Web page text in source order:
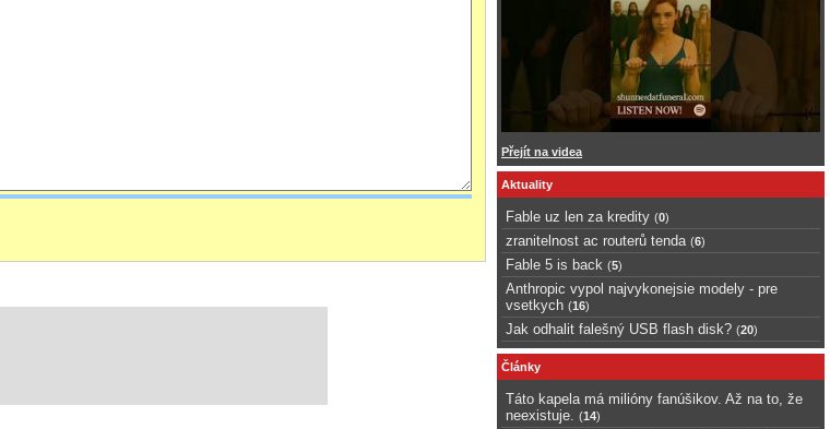
Přejít na videa
Aktuality
Fable uz len za kredity (0)
zranitelnost ac routerů tenda (6)
Fable 5 is back (5)
Anthropic vypol najvykonejsie modely - pre
vsetkych (16)
Jak odhalit falešný USB flash disk? (20)
Články
Táto kapela má milióny fanúšikov. Až na to, že
neexistuje.
(14)